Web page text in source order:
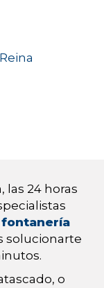
las 24 horas
solucionarte
o